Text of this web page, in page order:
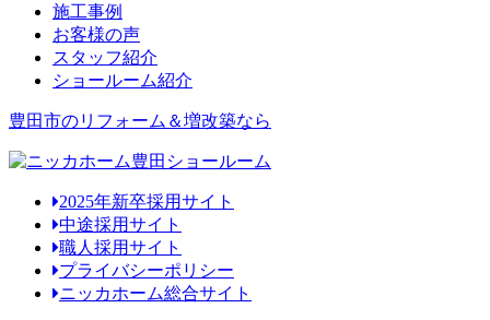
施工事例
お客様の声
スタッフ紹介
ショールーム紹介
豊田市のリフォーム＆増改築なら
2025年新卒採用サイト
中途採用サイト
職人採用サイト
プライバシーポリシー
ニッカホーム総合サイト